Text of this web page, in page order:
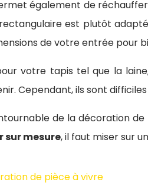
également de
est plutôt
de votre entrée pour
votre tapis tel que la
Cependant, ils sont
de la décoration
sur mesure, il faut miser sur
de pièce à vivre